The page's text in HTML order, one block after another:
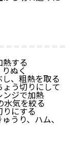
する
ぬく
、粗熱を取る
う切りにして
ンジで加熱
水気を絞る
りにする
うり、ハム、